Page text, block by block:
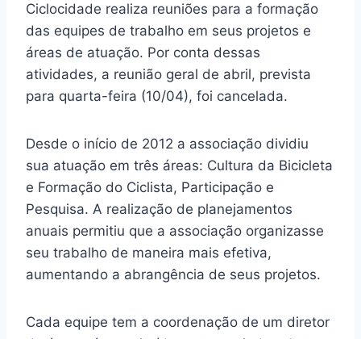
Ciclocidade realiza reuniões para a formação
das equipes de trabalho em seus projetos e
áreas de atuação. Por conta dessas
atividades, a reunião geral de abril, prevista
para quarta-feira (10/04), foi cancelada.
Desde o início de 2012 a associação dividiu
sua atuação em três áreas: Cultura da Bicicleta
e Formação do Ciclista, Participação e
Pesquisa. A realização de planejamentos
anuais permitiu que a associação organizasse
seu trabalho de maneira mais efetiva,
aumentando a abrangência de seus projetos.
Cada equipe tem a coordenação de um diretor